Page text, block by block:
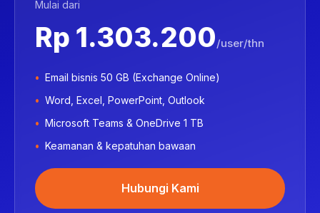
Mulai dari
Rp 1.303.200/user/thn
Email bisnis 50 GB (Exchange Online)
Word, Excel, PowerPoint, Outlook
Microsoft Teams & OneDrive 1 TB
Keamanan & kepatuhan bawaan
Hubungi Kami